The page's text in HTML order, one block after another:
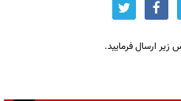
زیر ارسال فرمایید.